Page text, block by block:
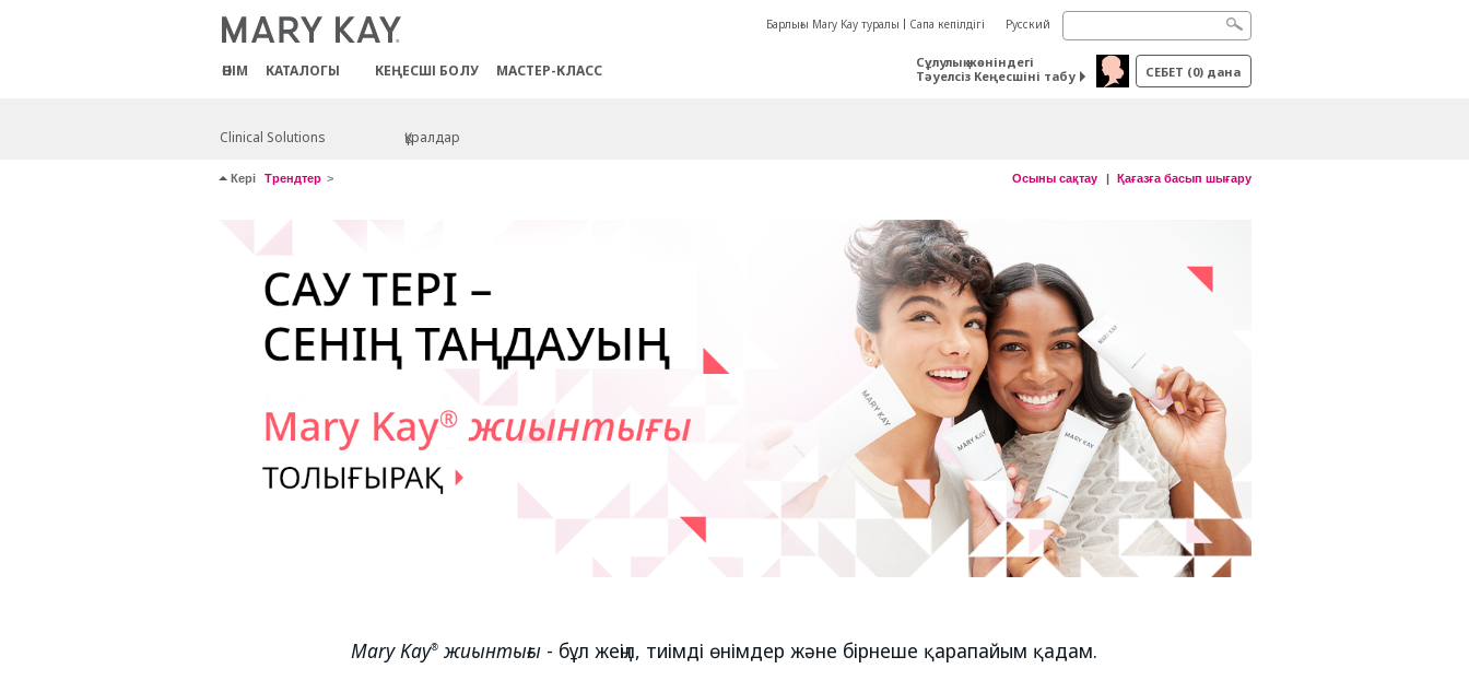
ӨНІМ КАТАЛОГЫ КЕҢЕСШІ БОЛУ МАСТЕР-КЛАСС
Барлығы Mary Kay туралы Сапа кепілдігі Русский
Сұлулық жөніндегі
Тәуелсіз Кеңесшіні табу
СЕБЕТ (0) дана
Clinical Solutions Құралдар
Кері Трендтер Осыны сақтау Қағазға басып шығару
Mary Kay®жиынтығы - бұл жеңіл, тиімді өнімдер және бірнеше қарапайым қадам.